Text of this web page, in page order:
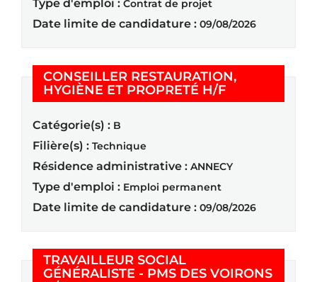
Type d'emploi : Contrat de projet
Date limite de candidature : 09/08/2026
CONSEILLER RESTAURATION,
HYGIÈNE ET PROPRETÉ H/F(Nouvelle
Catégorie(s) : B
Filière(s) : Technique
Résidence administrative : ANNECY
Type d'emploi : Emploi permanent
Date limite de candidature : 09/08/2026
TRAVAILLEUR SOCIAL
GÉNÉRALISTE - PMS DES VOIRONS